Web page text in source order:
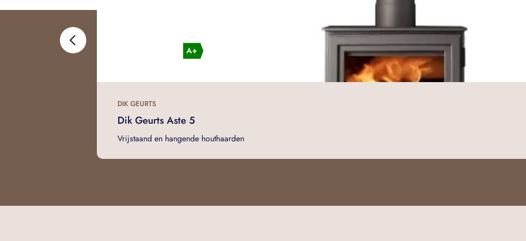
DIK GEURTS
Dik Geurts Aste 5
Vrijstaand en hangende houthaarden